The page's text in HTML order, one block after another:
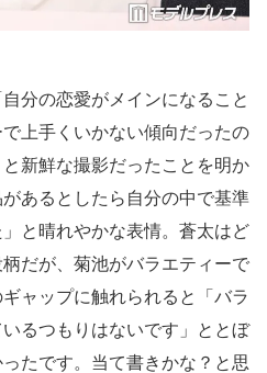
分の恋愛がメインになること
上手くいかない傾向だったの
新鮮な撮影だったことを明か
あるとしたら自分の中で基準
と晴れやかな表情。蒼太はど
だが、菊池がバラエティーで
ャップに触れられると「バラ
るつもりはないです」ととぼ
たです。当て書きかな？と思